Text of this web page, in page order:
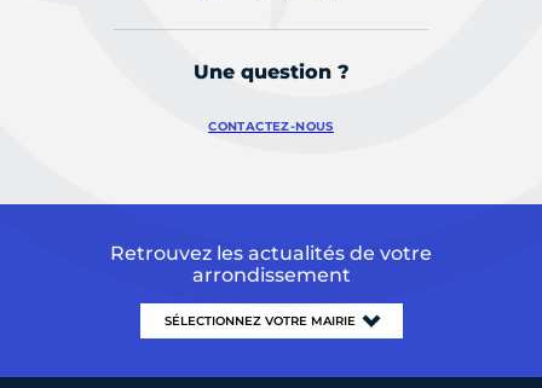
Une question ?
CONTACTEZ-NOUS
Retrouvez les actualités de votre
arrondissement